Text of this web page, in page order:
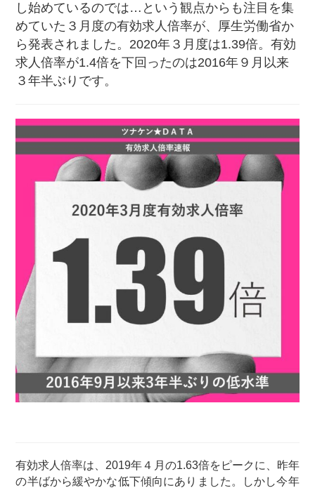
し始めているのでは…という観点からも注目を集
めていた３月度の有効求人倍率が、厚生労働省か
ら発表されました。2020年３月度は1.39倍。有効
求人倍率が1.4倍を下回ったのは2016年９月以来
３年半ぶりです。
有効求人倍率は、2019年４月の1.63倍をピークに、昨年
の半ばから緩やかな低下傾向にありました。しかし今年